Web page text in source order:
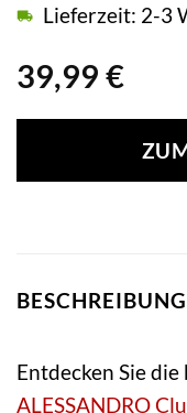
39,99 €
Lieferzeit: 2-3
BESCHREIBUNG
Entdecken Sie
ALESSANDRO